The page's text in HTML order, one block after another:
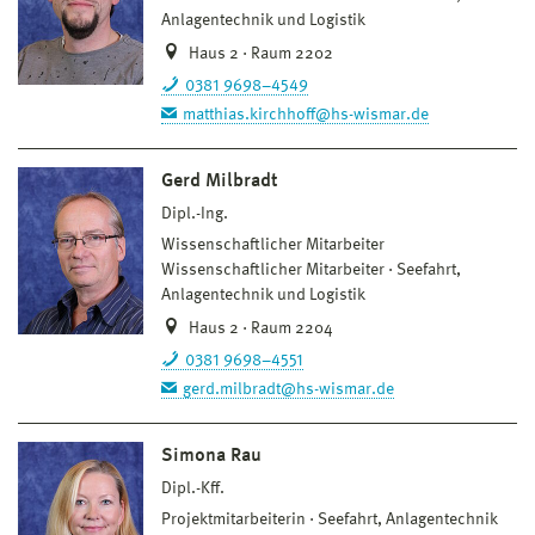
Anlagentechnik und Logistik
Haus 2 · Raum 2202
0381 9698–4549
matthias.kirchhoff@hs-wismar.de
Gerd Milbradt
Dipl.-Ing.
Wissenschaftlicher Mitarbeiter
Wissenschaftlicher Mitarbeiter
Seefahrt,
Anlagentechnik und Logistik
Haus 2 · Raum 2204
0381 9698–4551
gerd.milbradt@hs-wismar.de
Simona Rau
Dipl.-Kff.
Projektmitarbeiterin
Seefahrt, Anlagentechnik